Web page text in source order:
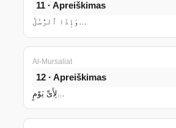
11 · Apreiškimas
وَإِذَا ٱلرُّسُلُ…
Al-Mursaliat
12 · Apreiškimas